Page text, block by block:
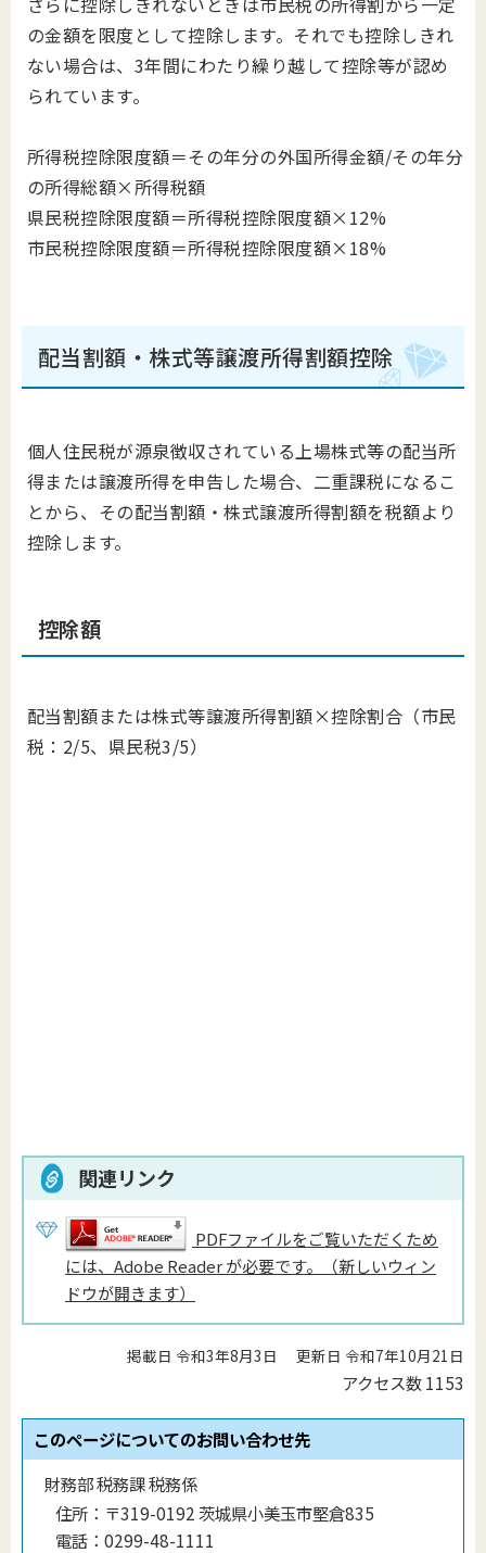
の金額を限度として控除します。それでも控除しきれ
ない場合は、3年間にわたり繰り越して控除等が認め
られています。
所得税控除限度額＝その年分の外国所得金額/その年分
の所得総額×所得税額
県民税控除限度額＝所得税控除限度額×12%
市民税控除限度額＝所得税控除限度額×18%
配当割額・株式等譲渡所得割額控除
個人住民税が源泉徴収されている上場株式等の配当所
得または譲渡所得を申告した場合、二重課税になるこ
とから、その配当割額・株式譲渡所得割額を税額より
控除します。
控除額
配当割額または株式等譲渡所得割額×控除割合（市民
税：2/5、県民税3/5）
関連リンク
PDFファイルをご覧いただくため
には、Adobe Reader が必要です。（新しいウィン
ドウが開きます）
掲載日 令和3年8月3日 更新日 令和7年10月21日
アクセス数1153
このページについてのお問い合わせ先
財務部 税務課 税務係
住所： 〒319-0192 茨城県小美玉市堅倉835
電話： 0299-48-1111